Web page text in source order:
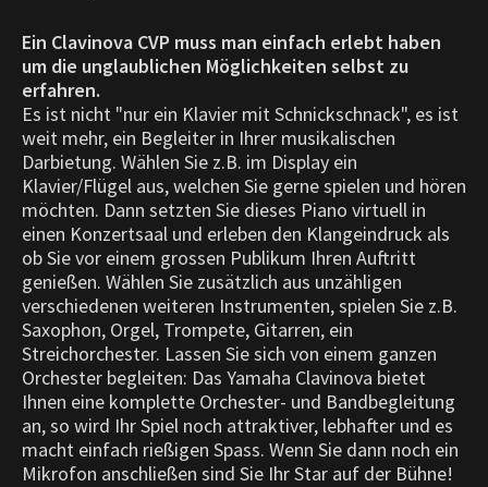
Ein Clavinova CVP muss man einfach erlebt haben
um die unglaublichen Möglichkeiten selbst zu
erfahren.
Es ist nicht "nur ein Klavier mit Schnickschnack", es ist
weit mehr, ein Begleiter in Ihrer musikalischen
Darbietung. Wählen Sie z.B. im Display ein
Klavier/Flügel aus, welchen Sie gerne spielen und hören
möchten. Dann setzten Sie dieses Piano virtuell in
einen Konzertsaal und erleben den Klangeindruck als
ob Sie vor einem grossen Publikum Ihren Auftritt
genießen. Wählen Sie zusätzlich aus unzähligen
verschiedenen weiteren Instrumenten, spielen Sie z.B.
Saxophon, Orgel, Trompete, Gitarren, ein
Streichorchester. Lassen Sie sich von einem ganzen
Orchester begleiten: Das Yamaha Clavinova bietet
Ihnen eine komplette Orchester- und Bandbegleitung
an, so wird Ihr Spiel noch attraktiver, lebhafter und es
macht einfach rießigen Spass. Wenn Sie dann noch ein
Mikrofon anschließen sind Sie Ihr Star auf der Bühne!